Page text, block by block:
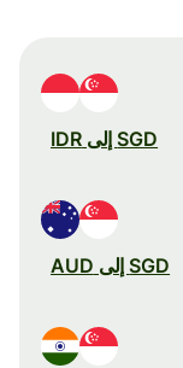
SGD إلى IDR
SGD إلى AUD